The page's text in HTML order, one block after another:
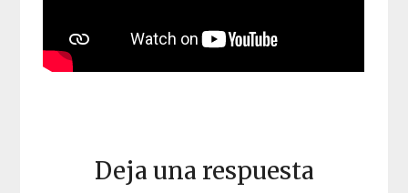
Deja una respuesta